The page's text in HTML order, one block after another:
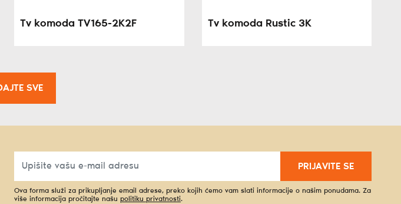
Tv komoda TV165-2K2F Tv komoda Rustic 3K
SVE
PRIJAVITE SE
Ova forma služi za prikupljanje email adrese, preko kojih ćemo vam slati informacije o našim ponudama. Za
više informacija pročitajte našu politiku privatnosti.